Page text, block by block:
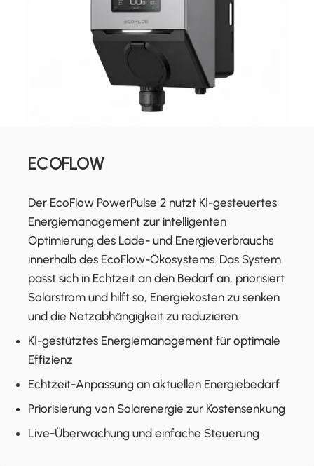
ECOFLOW
Der EcoFlow PowerPulse 2 nutzt KI-gesteuertes
Energiemanagement zur intelligenten
Optimierung des Lade- und Energieverbrauchs
innerhalb des EcoFlow-Ökosystems. Das System
passt sich in Echtzeit an den Bedarf an, priorisiert
Solarstrom und hilft so, Energiekosten zu senken
und die Netzabhängigkeit zu reduzieren.
KI-gestütztes Energiemanagement für optimale
Effizienz
Echtzeit-Anpassung an aktuellen Energiebedarf
Priorisierung von Solarenergie zur Kostensenkung
Live-Überwachung und einfache Steuerung